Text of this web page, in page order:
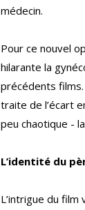
médecin.
Pour ce nouvel
hilarante la
précédents films.
traite de l’écart
peu chaotique -
L’identité du
L’intrigue du